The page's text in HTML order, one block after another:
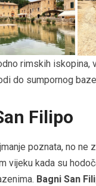
rimskih iskopina,
do sumpornog
Filipo
poznata, no ne
vijeku kada su
Bagni San